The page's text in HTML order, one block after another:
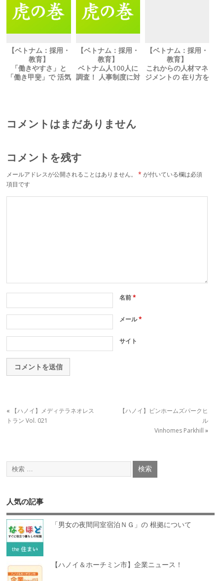
【ベトナム：採用・
教育】
「働きやすさ」と
「働き甲斐」で 活気
【ベトナム：採用・
教育】
ベトナム人100人に
調査！ 人事制度に対
【ベトナム：採用・
教育】
これからの人材マネ
ジメントの 在り方を
コメントはまだありません
コメントを残す
メールアドレスが公開されることはありません。 * が付いている欄は必須
項目です
名前*
メール*
サイト
«
【ハノイ】メディテラネオレス
トラン Vol. 021
【ハノイ】ビンホームズパークヒ
ル
Vinhomes Parkhill »
人気の記事
「男女の夜間同室宿泊ＮＧ」の 根拠について
【ハノイ＆ホーチミン市】企業ニュース！